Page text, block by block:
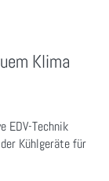
Klima
EDV-Technik
Kühlgeräte für